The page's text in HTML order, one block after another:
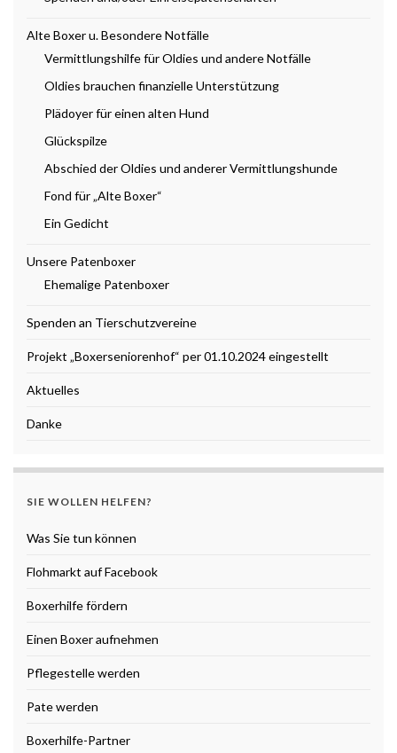
Alte Boxer u. Besondere Notfälle
Vermittlungshilfe für Oldies und andere Notfälle
Oldies brauchen finanzielle Unterstützung
Plädoyer für einen alten Hund
Glückspilze
Abschied der Oldies und anderer Vermittlungshunde
Fond für „Alte Boxer“
Ein Gedicht
Unsere Patenboxer
Ehemalige Patenboxer
Spenden an Tierschutzvereine
Projekt „Boxerseniorenhof“ per 01.10.2024 eingestellt
Aktuelles
Danke
SIE WOLLEN HELFEN?
Was Sie tun können
Flohmarkt auf Facebook
Boxerhilfe fördern
Einen Boxer aufnehmen
Pflegestelle werden
Pate werden
Boxerhilfe-Partner